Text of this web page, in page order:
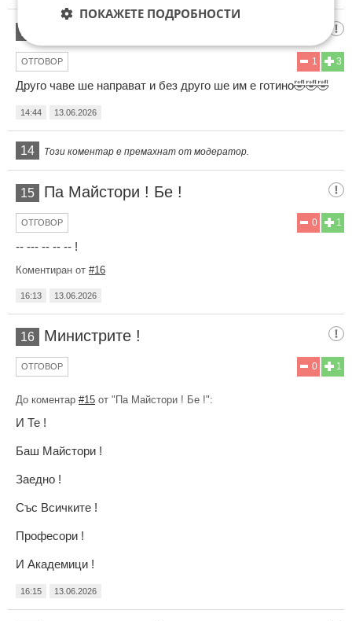
13
3
1
ОТГОВОР
Друго чаве ше направат и без друго ше им е готино🤣🤣🤣
14:44 13.06.2026
14 Този коментар е премахнат от модератор.
15 Па Майстори ! Бе !
1
0
ОТГОВОР
-- --- -- -- -- !
Коментиран от #16
16:13 13.06.2026
16 Министрите !
1
0
ОТГОВОР
До коментар #15 от "Па Майстори ! Бе !":
И Те !
Баш Майстори !
Заедно !
Със Всичките !
Професори !
И Академици !
16:15 13.06.2026
ПОКАЖЕТЕ ПОДРОБНОСТИ